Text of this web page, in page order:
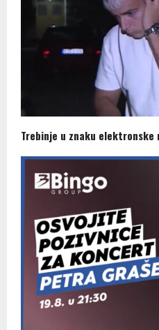
Trebinje u znaku elektronske